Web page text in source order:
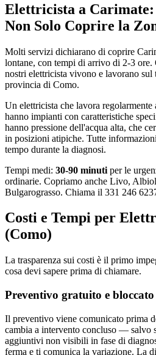
Elettricista a Carimate:
Non Solo Coprire la
Molti servizi dichiarano di coprire
lontane, con tempi di arrivo di 2-3
nostri elettricista vivono e lavorano
provincia di Como.
Un elettricista che lavora regolarmente
hanno impianti con caratteristiche
hanno pressione dell'acqua alta, che
in posizioni atipiche. Tutte
tempo durante la diagnosi.
Tempi medi: 30-90 minuti per le
ordinarie. Copriamo anche Livo,
Bulgarograsso. Chiama il 331 246
Costi e Tempi per
(Como)
La trasparenza sui costi è il primo
cosa devi sapere prima di chiamare.
Preventivo gratuito e bloccato
Il preventivo viene comunicato prima
cambia a intervento concluso — salvo
aggiuntivi non visibili in fase di
ferma e ti comunica la variazione. La